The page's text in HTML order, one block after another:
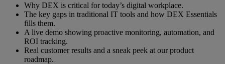
Why DEX is critical for today’s digital workplace.
The key gaps in traditional IT tools and how DEX Essentials
fills them.
A live demo showing proactive monitoring, automation, and
ROI tracking.
Real customer results and a sneak peek at our product
roadmap.